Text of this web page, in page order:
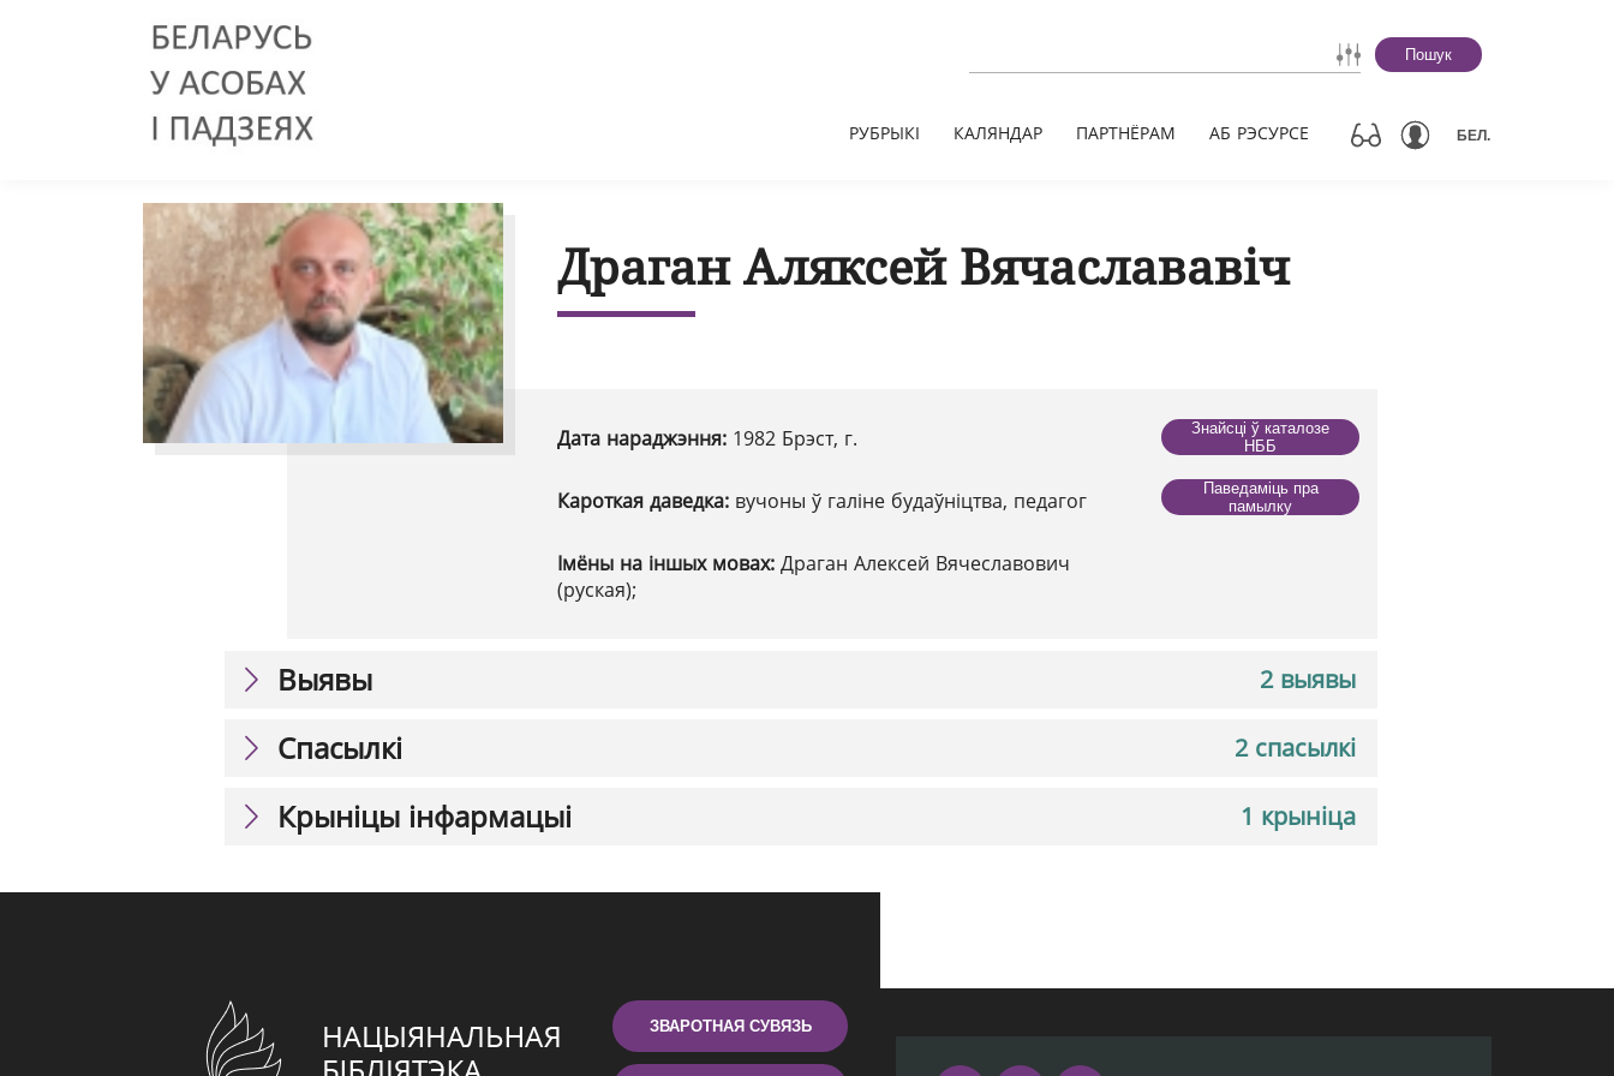
Пошук
РУБРЫКІ КАЛЯНДАР ПАРТНЁРАМ АБ РЭСУРСЕ БЕЛ.
Драган Аляксей Вячаслававіч
Дата нараджэння: 1982 Брэст, г.
Кароткая даведка: вучоны ў галіне будаўніцтва, педагог
Імёны на іншых мовах: Драган Алексей Вячеславович
(руская);
Знайсці ў каталозе
НББ
Паведаміць пра
памылку
2 выявы
Выявы
2 спасылкі
Спасылкі
1 крыніца
Крыніцы інфармацыі
ЗВАРОТНАЯ СУВЯЗЬ